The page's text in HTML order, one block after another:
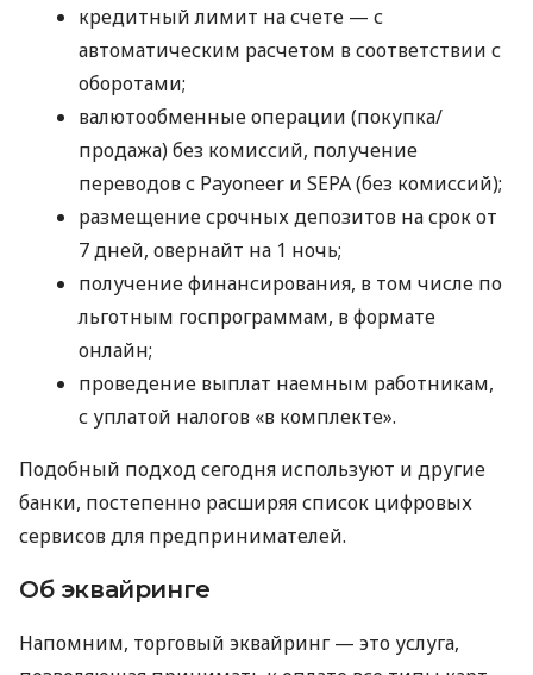
кредитный лимит на счете — с
автоматическим расчетом в соответствии с
оборотами;
валютообменные операции (покупка/
продажа) без комиссий, получение
переводов с Payoneer и SEPA (без комиссий);
размещение срочных депозитов на срок от
7 дней, овернайт на 1 ночь;
получение финансирования, в том числе по
льготным госпрограммам, в формате
онлайн;
проведение выплат наемным работникам,
с уплатой налогов «в комплекте».
Подобный подход сегодня используют и другие
банки, постепенно расширяя список цифровых
сервисов для предпринимателей.
Об эквайринге
Напомним, торговый эквайринг — это услуга,